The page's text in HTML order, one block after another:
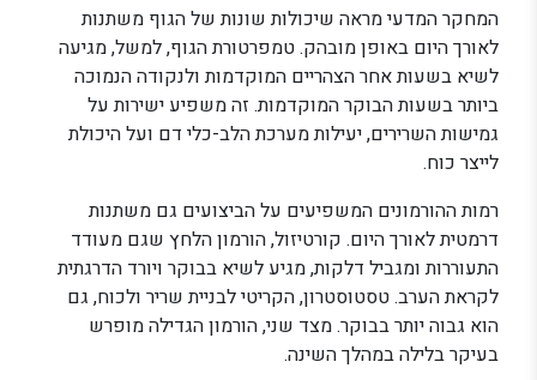
המחקר המדעי מראה שיכולות שונות של הגוף משתנות
לאורך היום באופן מובהק. טמפרטורת הגוף, למשל, מגיעה
לשיא בשעות אחר הצהריים המוקדמות ולנקודה הנמוכה
ביותר בשעות הבוקר המוקדמות. זה משפיע ישירות על
גמישות השרירים, יעילות מערכת הלב-כלי דם ועל היכולת
לייצר כוח.
רמות ההורמונים המשפיעים על הביצועים גם משתנות
דרמטית לאורך היום. קורטיזול, הורמון הלחץ שגם מעודד
התעוררות ומגביל דלקות, מגיע לשיא בבוקר ויורד הדרגתית
לקראת הערב. טסטוסטרון, הקריטי לבניית שריר ולכוח, גם
הוא גבוה יותר בבוקר. מצד שני, הורמון הגדילה מופרש
בעיקר בלילה במהלך השינה.